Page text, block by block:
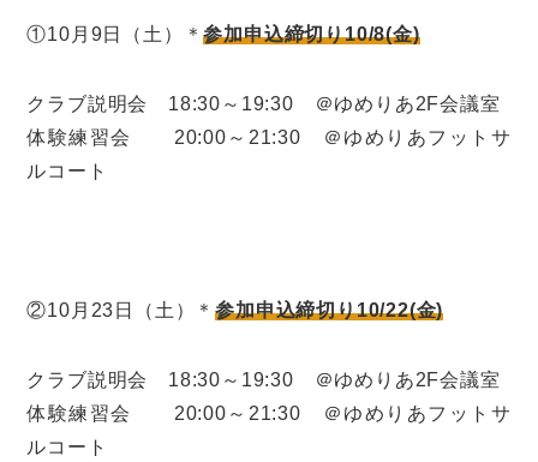
①10月9日（土）＊参加申込締切り10/8(金)
クラブ説明会 18:30～19:30 ＠ゆめりあ2F会議室
体験練習会 20:00～21:30 ＠ゆめりあフットサ
ルコート
②10月23日（土）＊参加申込締切り10/22(金)
クラブ説明会 18:30～19:30 ＠ゆめりあ2F会議室
体験練習会 20:00～21:30 ＠ゆめりあフットサ
ルコート